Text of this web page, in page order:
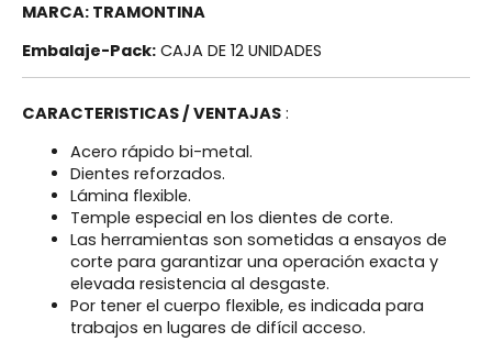
MARCA: TRAMONTINA
Embalaje-Pack: CAJA DE 12 UNIDADES
CARACTERISTICAS / VENTAJAS :
Acero rápido bi-metal.
Dientes reforzados.
Lámina flexible.
Temple especial en los dientes de corte.
Las herramientas son sometidas a ensayos de
corte para garantizar una operación exacta y
elevada resistencia al desgaste.
Por tener el cuerpo flexible, es indicada para
trabajos en lugares de difícil acceso.